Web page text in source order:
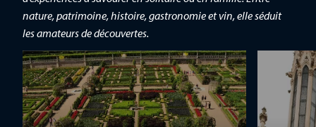
nature, patrimoine, histoire, gastronomie et vin, elle séduit
les amateurs de découvertes.